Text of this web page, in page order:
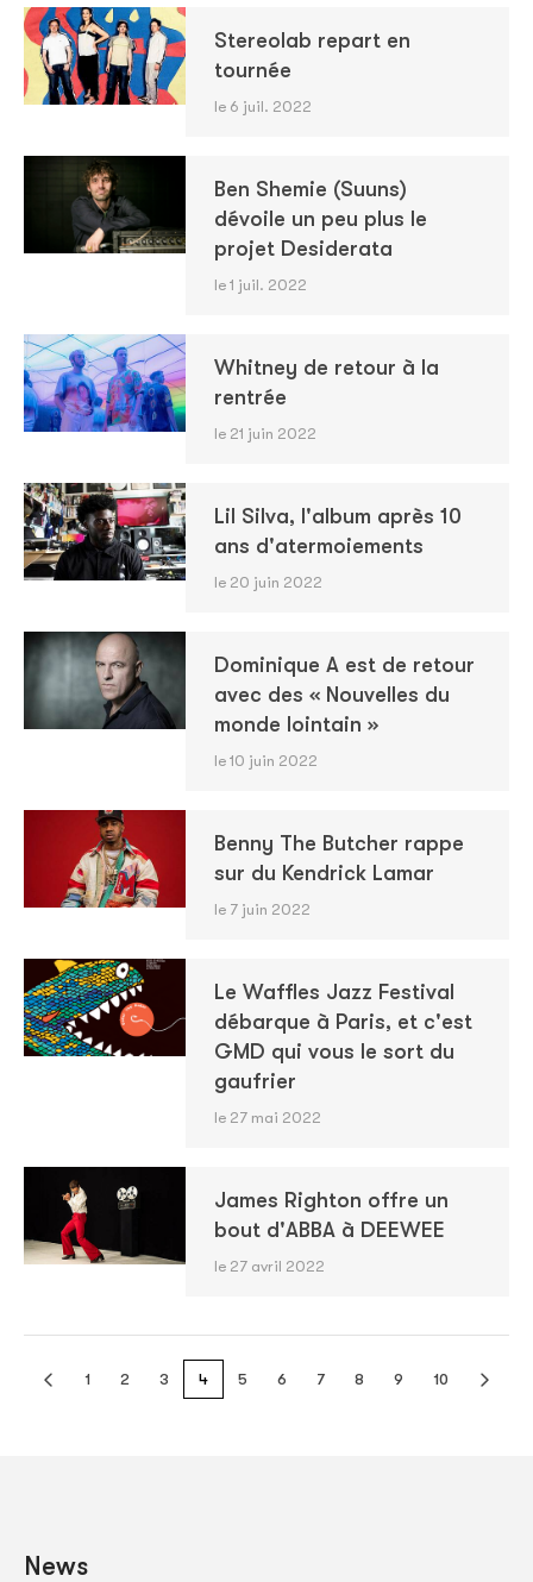
Stereolab repart en
tournée
le 6 juil. 2022
Ben Shemie (Suuns)
dévoile un peu plus le
projet Desiderata
le 1 juil. 2022
Whitney de retour à la
rentrée
le 21 juin 2022
Lil Silva, l'album après 10
ans d'atermoiements
le 20 juin 2022
Dominique A est de retour
avec des « Nouvelles du
monde lointain »
le 10 juin 2022
Benny The Butcher rappe
sur du Kendrick Lamar
le 7 juin 2022
Le Waffles Jazz Festival
débarque à Paris, et c'est
GMD qui vous le sort du
gaufrier
le 27 mai 2022
James Righton offre un
bout d'ABBA à DEEWEE
le 27 avril 2022
1 2 3 4 5 6 7 8 9 10
News